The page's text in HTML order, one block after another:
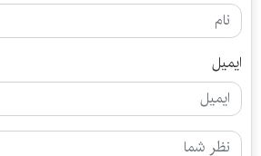
ایمیل